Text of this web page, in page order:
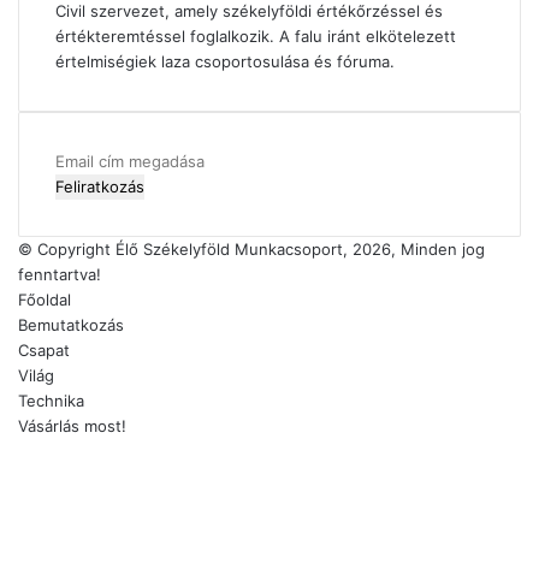
Civil szervezet, amely székelyföldi értékőrzéssel és
értékteremtéssel foglalkozik. A falu iránt elkötelezett
értelmiségiek laza csoportosulása és fóruma.
Email
cím
© Copyright Élő Székelyföld Munkacsoport, 2026, Minden jog
fenntartva!
Főoldal
Bemutatkozás
Csapat
Világ
Technika
Vásárlás most!